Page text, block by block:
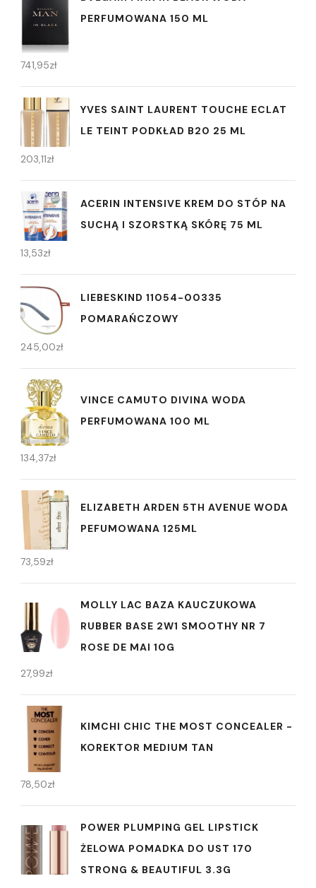
PERFUMOWANA 150 ML
741,95zł
YVES SAINT LAURENT TOUCHE ECLAT
LE TEINT PODKŁAD B20 25 ML
203,11zł
ACERIN INTENSIVE KREM DO STÓP NA
SUCHĄ I SZORSTKĄ SKÓRĘ 75 ML
13,53zł
LIEBESKIND 11054-00335
POMARAŃCZOWY
245,00zł
VINCE CAMUTO DIVINA WODA
PERFUMOWANA 100 ML
134,37zł
ELIZABETH ARDEN 5TH AVENUE WODA
PEFUMOWANA 125ML
73,59zł
MOLLY LAC BAZA KAUCZUKOWA
RUBBER BASE 2W1 SMOOTHY NR 7
ROSE DE MAI 10G
27,99zł
KIMCHI CHIC THE MOST CONCEALER -
KOREKTOR MEDIUM TAN
78,50zł
POWER PLUMPING GEL LIPSTICK
ŻELOWA POMADKA DO UST 170
STRONG & BEAUTIFUL 3.3G